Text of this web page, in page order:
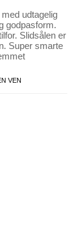
udtagelig
godpasform.
Slidsålen er
Super smarte
VEN